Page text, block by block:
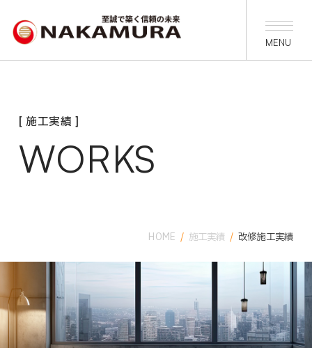
[ 施工実績 ]
WORKS
HOME / 施工実績 / 改修施工実績